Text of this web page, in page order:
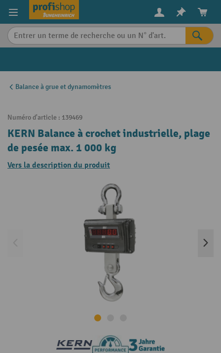
content
Balance à grue et dynamomètres
Numéro d'article : 139469
KERN Balance à crochet industrielle, plage
de pesée max. 1 000 kg
Vers la description du produit